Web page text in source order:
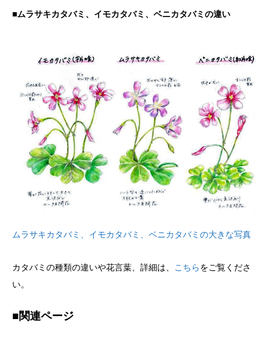
■ムラサキカタバミ、イモカタバミ、ベニカタバミの違い
ムラサキカタバミ、イモカタバミ、ベニカタバミの大きな写真
カタバミの種類の違いや花言葉、詳細は、 こちらをご覧くださ
い。
■関連ページ